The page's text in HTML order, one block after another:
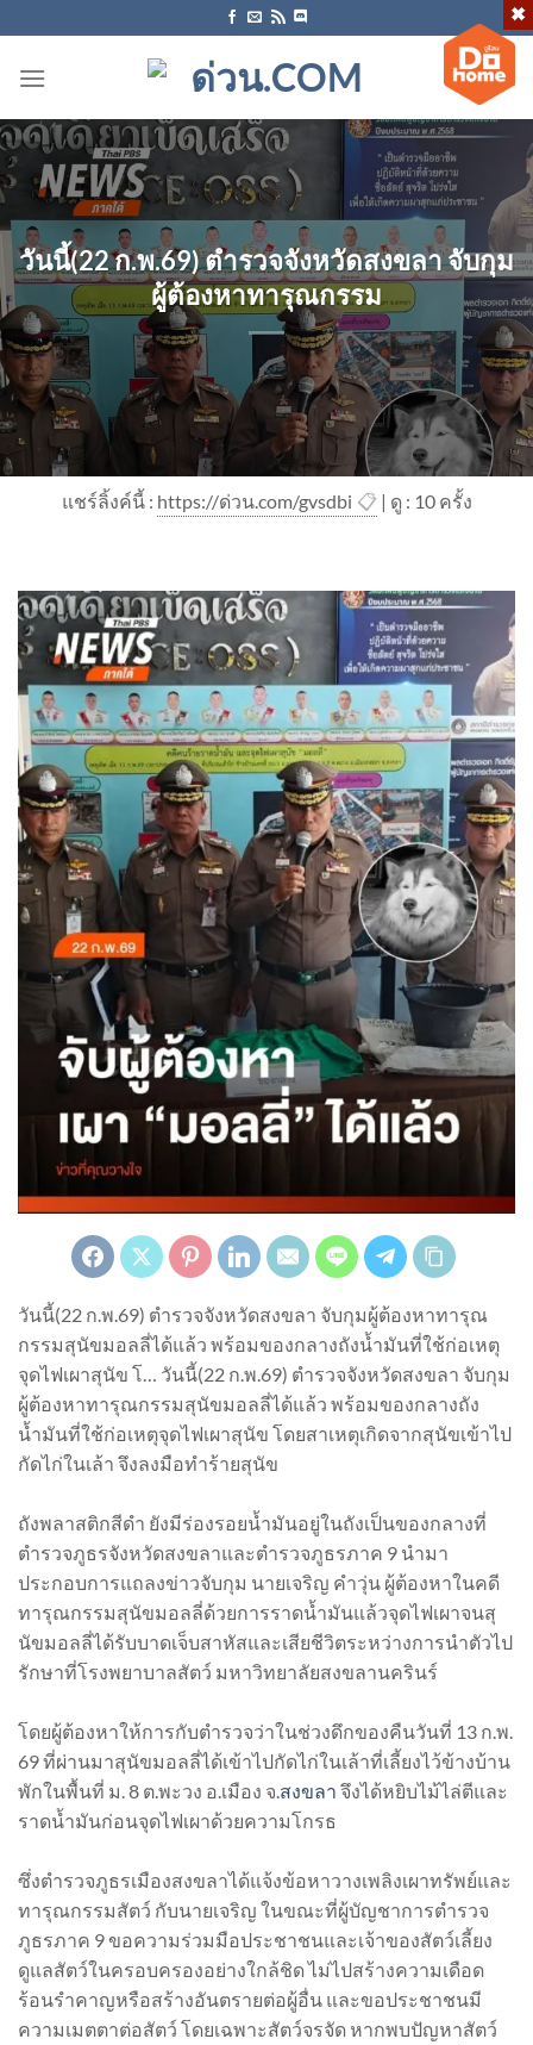
ไป
วันนี้(22 ก.พ.69) ตำรวจจังหวัดสงขลา จับกุม
ผู้ต้องหาทารุณกรรม
แชร์ลิ้งค์นี้ : https://ด่วน.com/gvsdbi 📋 | ดู : 10ครั้ง
วันนี้(22 ก.พ.69) ตำรวจจังหวัดสงขลา จับกุมผู้ต้องหาทารุณ
กรรมสุนัขมอลลี่ได้แล้ว พร้อมของกลางถังน้ำมันที่ใช้ก่อเหตุ
จุดไฟเผาสุนัข โ… วันนี้(22 ก.พ.69) ตำรวจจังหวัดสงขลา จับกุม
ผู้ต้องหาทารุณกรรมสุนัขมอลลี่ได้แล้ว พร้อมของกลางถัง
น้ำมันที่ใช้ก่อเหตุจุดไฟเผาสุนัข โดยสาเหตุเกิดจากสุนัขเข้าไป
กัดไก่ในเล้า จึงลงมือทำร้ายสุนัข
ถังพลาสติกสีดำ ยังมีร่องรอยน้ำมันอยู่ในถังเป็นของกลางที่
ตำรวจภูธรจังหวัดสงขลาและตำรวจภูธรภาค 9 นำมา
ประกอบการแถลงข่าวจับกุม นายเจริญ คำวุ่น ผู้ต้องหาในคดี
ทารุณกรรมสุนัขมอลลี่ด้วยการราดน้ำมันแล้วจุดไฟเผาจนสุ
นัขมอลลี่ได้รับบาดเจ็บสาหัสและเสียชีวิตระหว่างการนำตัวไป
รักษาที่โรงพยาบาลสัตว์ มหาวิทยาลัยสงขลานครินร์
โดยผู้ต้องหาให้การกับตำรวจว่าในช่วงดึกของคืนวันที่ 13 ก.พ.
69 ที่ผ่านมาสุนัขมอลลี่ได้เข้าไปกัดไก่ในเล้าที่เลี้ยงไว้ข้างบ้าน
พักในพื้นที่ ม. 8 ต.พะวง อ.เมือง จ.สงขลา จึงได้หยิบไม้ไล่ตีและ
ราดน้ำมันก่อนจุดไฟเผาด้วยความโกรธ
ซึ่งตำรวจภูธรเมืองสงขลาได้แจ้งข้อหาวางเพลิงเผาทรัพย์และ
ทารุณกรรมสัตว์ กับนายเจริญ ในขณะที่ผู้บัญชาการตำรวจ
ภูธรภาค 9 ขอความร่วมมือประชาชนและเจ้าของสัตว์เลี้ยง
ดูแลสัตว์ในครอบครองอย่างใกล้ชิด ไม่ไปสร้างความเดือด
ร้อนรำคาญหรือสร้างอันตรายต่อผู้อื่น และขอประชาชนมี
ความเมตตาต่อสัตว์ โดยเฉพาะสัตว์จรจัด หากพบปัญหาสัตว์